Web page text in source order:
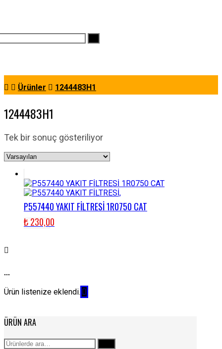
Ürünler 1244483H1
1244483H1
Tek bir sonuç gösteriliyor
P557440 YAKIT FİLTRESİ 1R0750 CAT
₺230,00
...
Ürün listenize eklendi.
ÜRÜN ARA
Ara: